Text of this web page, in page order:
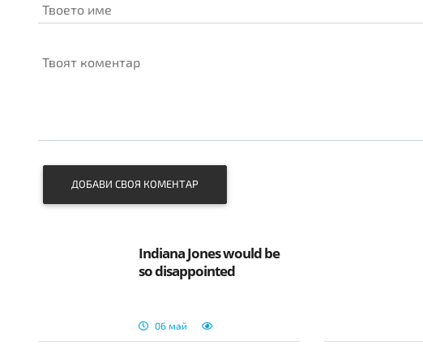
Твоето име
Твоят коментар
ДОБАВИ СВОЯ КОМЕНТАР
Indiana Jones would be
so disappointed
06 май